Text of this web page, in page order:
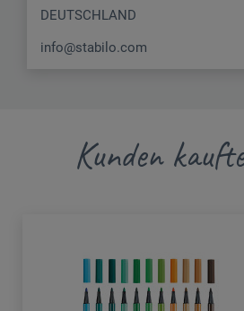
DEUTSCHLAND
info@stabilo.com
Kunden